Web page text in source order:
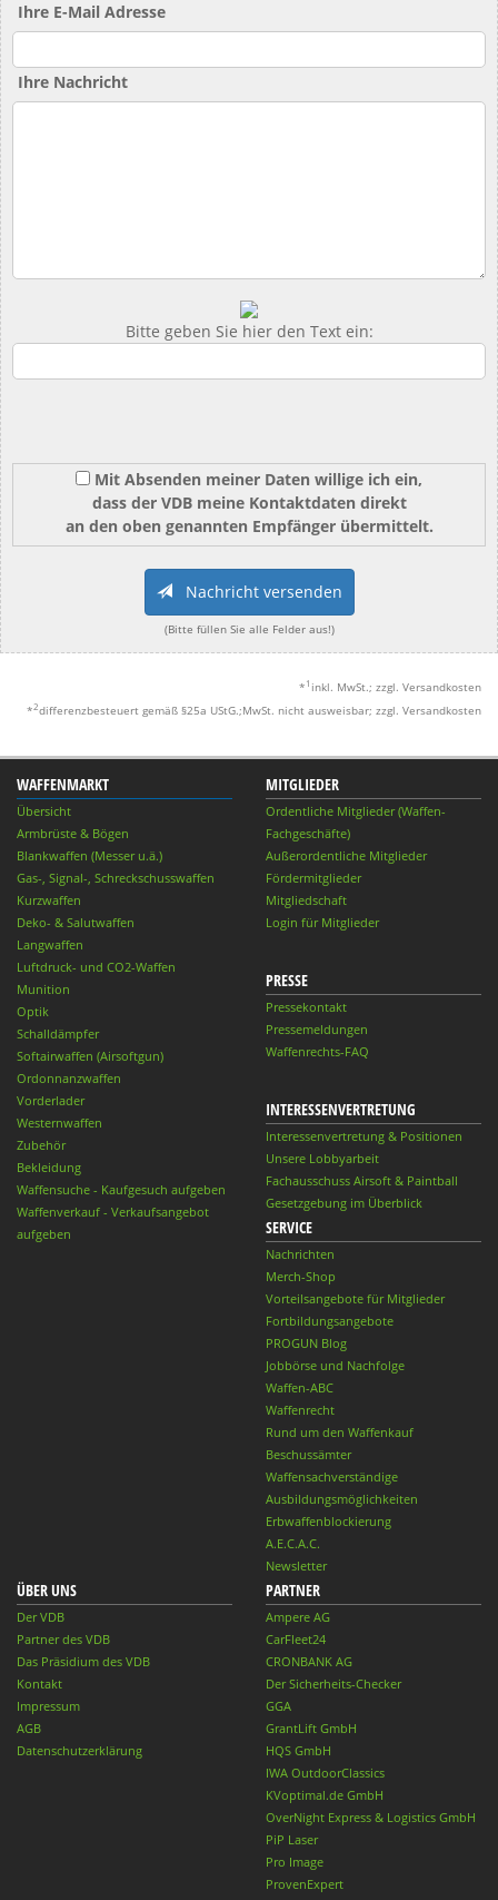
Ihre E-Mail Adresse
Ihre Nachricht
Bitte geben Sie hier den Text ein:
Mit Absenden meiner Daten willige ich ein,
dass der VDB meine Kontaktdaten direkt
an den oben genannten Empfänger übermittelt.
Nachricht versenden
(Bitte füllen Sie alle Felder aus!)
* 1 inkl. MwSt.; zzgl. Versandkosten
*2differenzbesteuert gemäß §25a UStG.;MwSt. nicht ausweisbar; zzgl. Versandkosten
WAFFENMARKT
Übersicht
Armbrüste & Bögen
Blankwaffen (Messer u.ä.)
Gas-, Signal-, Schreckschusswaffen
Kurzwaffen
Deko- & Salutwaffen
Langwaffen
Luftdruck- und CO2-Waffen
Munition
Optik
Schalldämpfer
Softairwaffen (Airsoftgun)
Ordonnanzwaffen
Vorderlader
Westernwaffen
Zubehör
Bekleidung
Waffensuche - Kaufgesuch aufgeben
Waffenverkauf - Verkaufsangebot
aufgeben
MITGLIEDER
Ordentliche Mitglieder (Waffen-
Fachgeschäfte)
Außerordentliche Mitglieder
Fördermitglieder
Mitgliedschaft
Login für Mitglieder
PRESSE
Pressekontakt
Pressemeldungen
Waffenrechts-FAQ
INTERESSENVERTRETUNG
Interessenvertretung & Positionen
Unsere Lobbyarbeit
Fachausschuss Airsoft & Paintball
Gesetzgebung im Überblick
SERVICE
Nachrichten
Merch-Shop
Vorteilsangebote für Mitglieder
Fortbildungsangebote
PROGUN Blog
Jobbörse und Nachfolge
Waffen-ABC
Waffenrecht
Rund um den Waffenkauf
Beschussämter
Waffensachverständige
Ausbildungsmöglichkeiten
Erbwaffenblockierung
A.E.C.A.C.
Newsletter
ÜBER UNS
Der VDB
Partner des VDB
Das Präsidium des VDB
Kontakt
Impressum
AGB
Datenschutzerklärung
PARTNER
Ampere AG
CarFleet24
CRONBANK AG
Der Sicherheits-Checker
GGA
GrantLift GmbH
HQS GmbH
IWA OutdoorClassics
KVoptimal.de GmbH
OverNight Express & Logistics GmbH
PiP Laser
Pro Image
ProvenExpert